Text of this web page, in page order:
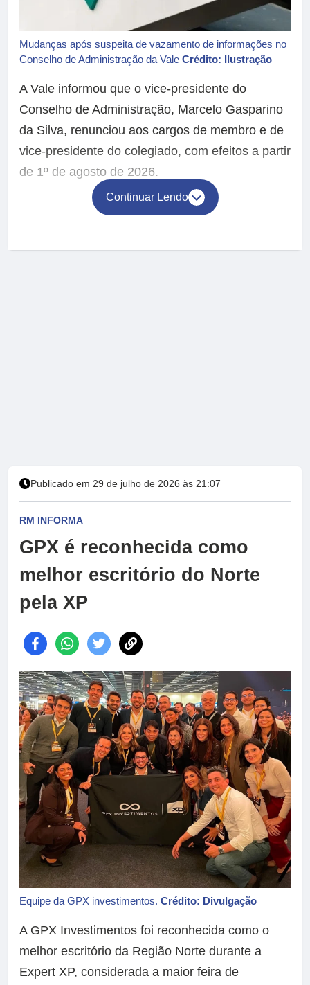
Mudanças após suspeita de vazamento de informações no
Conselho de Administração da Vale Crédito: Ilustração
A Vale informou que o vice-presidente do
Conselho de Administração, Marcelo Gasparino
da Silva, renunciou aos cargos de membro e de
vice-presidente do colegiado, com efeitos a partir
de 1º de agosto de 2026.
Continuar Lendo
Publicado em 29 de julho de 2026 às 21:07
RM INFORMA
GPX é reconhecida como
melhor escritório do Norte
pela XP
Equipe da GPX investimentos. Crédito: Divulgação
A GPX Investimentos foi reconhecida como o
melhor escritório da Região Norte durante a
Expert XP, considerada a maior feira de